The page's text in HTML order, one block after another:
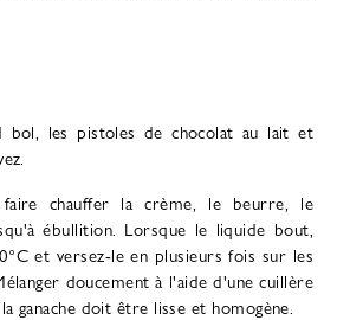
bol, les pistoles de chocolat au lait et
faire chauffer la crème, le beurre, le
ébullition. Lorsque le liquide bout,
et versez-le en plusieurs fois sur les
doucement à l'aide d'une cuillère
ganache doit être lisse et homogène.